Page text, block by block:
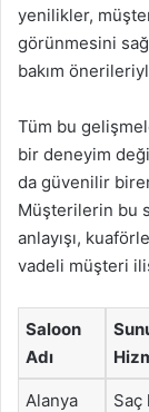
yenilikler,
görünmesini
bakım
Tüm bu
bir deneyim
da güvenilir
Müşterilerin bu
anlayışı,
vadeli müşteri
Saloon
Adı
Alanya
Saç